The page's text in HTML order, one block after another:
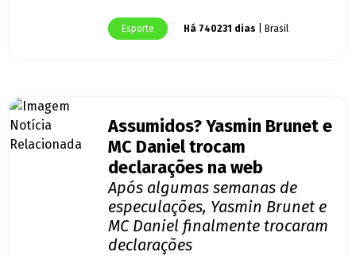
Esporte Há 740231 dias | Brasil
Assumidos? Yasmin Brunet e
MC Daniel trocam
declarações na web
Após algumas semanas de
especulações, Yasmin Brunet e
MC Daniel finalmente trocaram
declarações